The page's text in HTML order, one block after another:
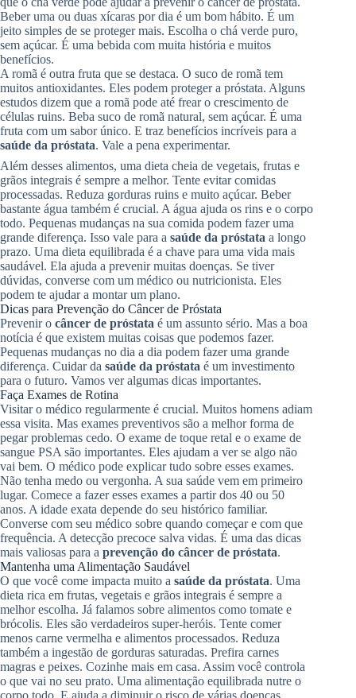
Beber uma ou duas xícaras por dia é um bom hábito. É um
jeito simples de se proteger mais. Escolha o chá verde puro,
sem açúcar. É uma bebida com muita história e muitos
benefícios.
A romã é outra fruta que se destaca. O suco de romã tem
muitos antioxidantes. Eles podem proteger a próstata. Alguns
estudos dizem que a romã pode até frear o crescimento de
células ruins. Beba suco de romã natural, sem açúcar. É uma
fruta com um sabor único. E traz benefícios incríveis para a
saúde da próstata. Vale a pena experimentar.
Além desses alimentos, uma dieta cheia de vegetais, frutas e
grãos integrais é sempre a melhor. Tente evitar comidas
processadas. Reduza gorduras ruins e muito açúcar. Beber
bastante água também é crucial. A água ajuda os rins e o corpo
todo. Pequenas mudanças na sua comida podem fazer uma
grande diferença. Isso vale para a saúde da próstata a longo
prazo. Uma dieta equilibrada é a chave para uma vida mais
saudável. Ela ajuda a prevenir muitas doenças. Se tiver
dúvidas, converse com um médico ou nutricionista. Eles
podem te ajudar a montar um plano.
Dicas para Prevenção do Câncer de Próstata
Prevenir o câncer de próstata é um assunto sério. Mas a boa
notícia é que existem muitas coisas que podemos fazer.
Pequenas mudanças no dia a dia podem fazer uma grande
diferença. Cuidar da saúde da próstata é um investimento
para o futuro. Vamos ver algumas dicas importantes.
Faça Exames de Rotina
Visitar o médico regularmente é crucial. Muitos homens adiam
essa visita. Mas exames preventivos são a melhor forma de
pegar problemas cedo. O exame de toque retal e o exame de
sangue PSA são importantes. Eles ajudam a ver se algo não
vai bem. O médico pode explicar tudo sobre esses exames.
Não tenha medo ou vergonha. A sua saúde vem em primeiro
lugar. Comece a fazer esses exames a partir dos 40 ou 50
anos. A idade exata depende do seu histórico familiar.
Converse com seu médico sobre quando começar e com que
frequência. A detecção precoce salva vidas. É uma das dicas
mais valiosas para a prevenção do câncer de próstata.
Mantenha uma Alimentação Saudável
O que você come impacta muito a saúde da próstata. Uma
dieta rica em frutas, vegetais e grãos integrais é sempre a
melhor escolha. Já falamos sobre alimentos como tomate e
brócolis. Eles são verdadeiros super-heróis. Tente comer
menos carne vermelha e alimentos processados. Reduza
também a ingestão de gorduras saturadas. Prefira carnes
magras e peixes. Cozinhe mais em casa. Assim você controla
o que vai no seu prato. Uma alimentação equilibrada nutre o
corpo todo. E ajuda a diminuir o risco de várias doenças,